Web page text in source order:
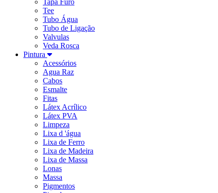
Tee
Tubo Água
Tubo de Ligação
Valvulas
Veda Rosca
Pintura
Acessórios
Agua Raz
Cabos
Esmalte
Fitas
Látex Acrílico
Látex PVA
Limpeza
Lixa d 'água
Lixa de Ferro
Lixa de Madeira
Lixa de Massa
Lonas
Massa
Pigmentos